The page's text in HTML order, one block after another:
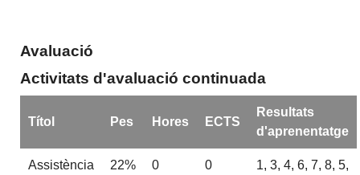
Avaluació
Activitats d'avaluació continuada
Títol Pes Hores ECTS
Resultats
d'aprenentatge
Assistència
22% 0 0
1, 3, 4, 6, 7, 8, 5,